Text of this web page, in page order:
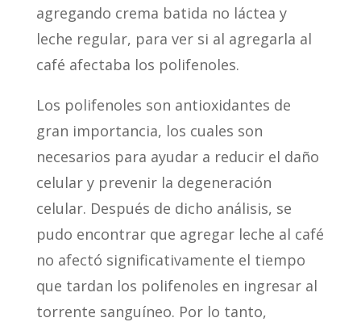
agregando crema batida no láctea y
leche regular, para ver si al agregarla al
café afectaba los polifenoles.
Los polifenoles son antioxidantes de
gran importancia, los cuales son
necesarios para ayudar a reducir el daño
celular y prevenir la degeneración
celular. Después de dicho análisis, se
pudo encontrar que agregar leche al café
no afectó significativamente el tiempo
que tardan los polifenoles en ingresar al
torrente sanguíneo. Por lo tanto,